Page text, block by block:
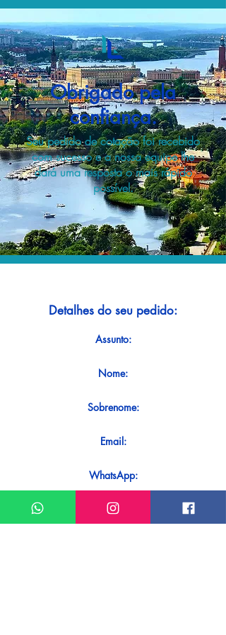
Obrigado pela
confiança.
Seu pedido de cotação foi recebido
com sucesso e a nossa equipe lhe
dará uma resposta o mais rápido
possível.
Detalhes do seu pedido:
Assunto:
Nome:
Sobrenome:
Email:
WhatsApp:
Mensagem: